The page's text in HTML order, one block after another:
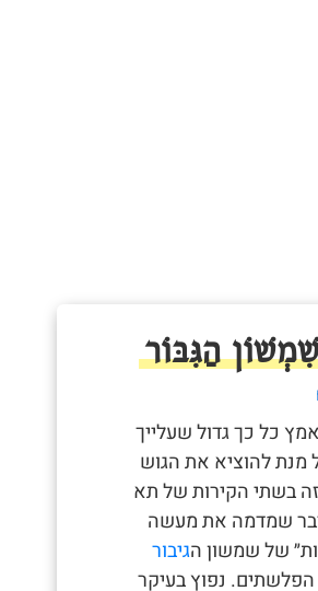
הַגִּבּוֹר
כל כך גדול שעלייך
מנת להוציא את הגוש
בשתי הקירות של תא
שמדמה את מעשה
של שמשון הגיבור
נפוץ בעיקר